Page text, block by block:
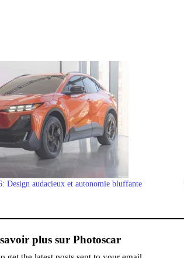
Design audacieux et autonomie bluffante
plus sur Photoscar